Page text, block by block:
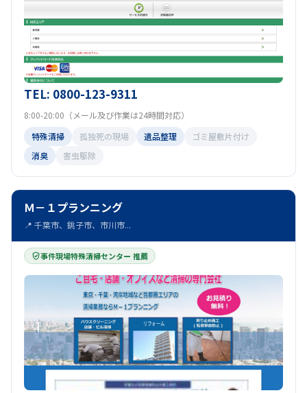
TEL: 0800-123-9311
8:00-20:00（メール及び作業は24時間対応）
特殊清掃
孤独死の現場 遺品整理
ゴミ屋敷片付け
消臭
害虫駆除
Ｍ－１プランニング
📍 千葉市、銚子市、市川市...
事件現場特殊清掃センター 推薦